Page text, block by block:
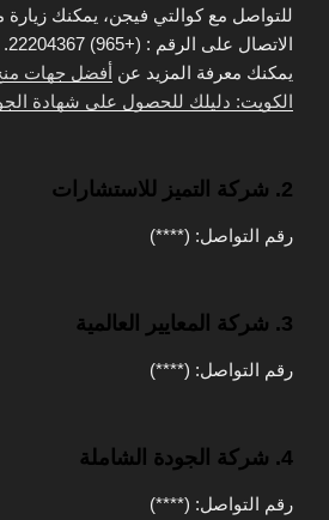
للتواصل مع كوالتي فيجن، يمكنك زيارة
الاتصال على الرقم : (+965) 22204367.
يمكنك معرفة المزيد عن أفضل جهات
الكويت: دليلك للحصول على شهادة
2. شركة التميز للاستشارات
رقم التواصل: (****)
3. شركة المعايير العالمية
رقم التواصل: (****)
4. شركة الجودة الشاملة
رقم التواصل: (****)